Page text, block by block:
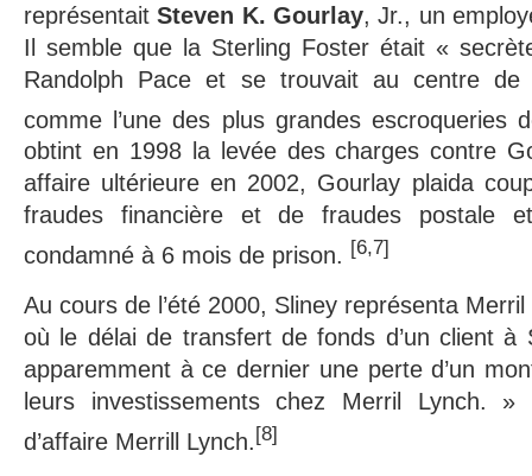
représentaitSteven K. Gourlay, Jr., un
Il semble que la Sterling Foster était «
Randolph Pace et se trouvait au centre
comme l’une des plus grandes escroqueries
obtint en 1998 la levée des charges contre
affaire ultérieure en 2002, Gourlay plaida
fraudes financière et de fraudes postale
condamné à 6 mois de prison. [6,7]
Au cours de l’été 2000, Sliney représenta
où le délai de transfert de fonds d’un client à
apparemment à ce dernier une perte d’un
leurs investissements chez Merril Lynch.
d’affaire Merrill Lynch.[8]